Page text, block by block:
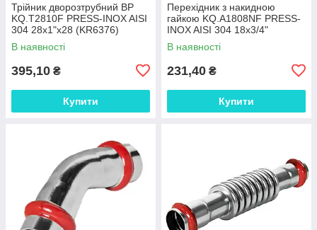
Трійник дворозтрубний ВР
KQ.T2810F PRESS-INOX AISI
304 28x1"x28 (KR6376)
В наявності
395,10 ₴
Купити
Перехідник з накидною
гайкою KQ.A1808NF PRESS-
INOX AISI 304 18x3/4"
(KR6338)
В наявності
231,40 ₴
Купити